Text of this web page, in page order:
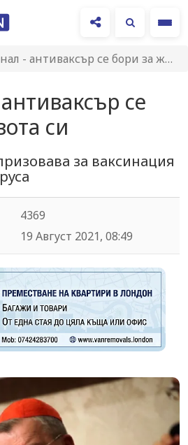
- антиваксър се бори за живота си
се
си
за ваксинация
4369
19 Август 2021, 08:49